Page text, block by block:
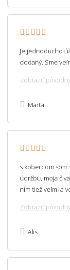
Je jednoducho
dodaný. Sme
Zobraziť
Marta
s kobercom som
údržbu, moja
ním tiež veľmi a
Zobraziť
Alis